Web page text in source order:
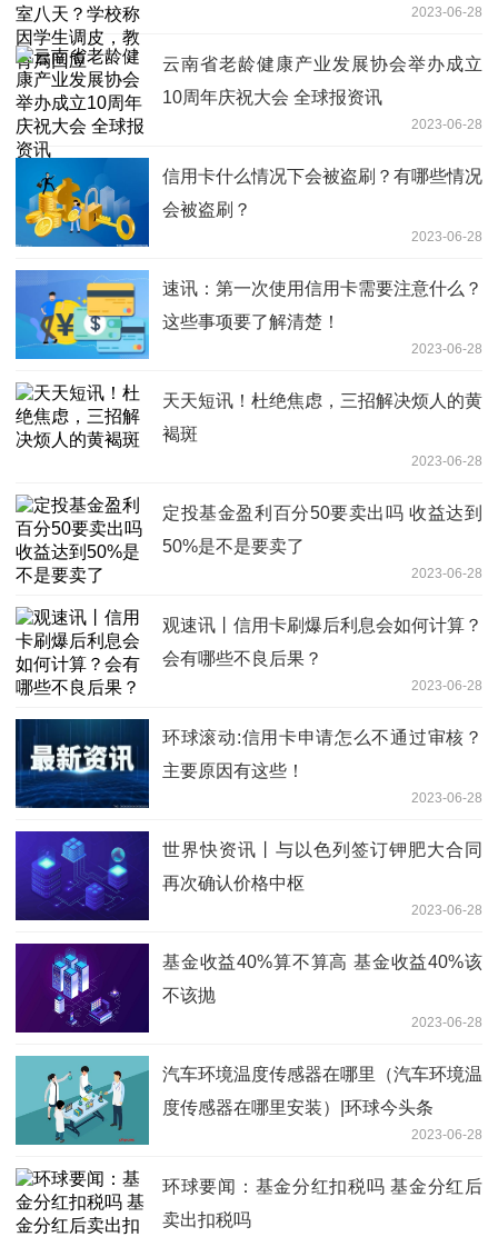
2023-06-28
云南省老龄健康产业发展协会举办成立
10周年庆祝大会 全球报资讯
2023-06-28
信用卡什么情况下会被盗刷？有哪些情况
会被盗刷？
2023-06-28
速讯：第一次使用信用卡需要注意什么？
这些事项要了解清楚！
2023-06-28
天天短讯！杜绝焦虑，三招解决烦人的黄
褐斑
2023-06-28
定投基金盈利百分50要卖出吗 收益达到
50%是不是要卖了
2023-06-28
观速讯丨信用卡刷爆后利息会如何计算？
会有哪些不良后果？
2023-06-28
环球滚动:信用卡申请怎么不通过审核？
主要原因有这些！
2023-06-28
世界快资讯丨与以色列签订钾肥大合同
再次确认价格中枢
2023-06-28
基金收益40%算不算高 基金收益40%该
不该抛
2023-06-28
汽车环境温度传感器在哪里（汽车环境温
度传感器在哪里安装）|环球今头条
2023-06-28
环球要闻：基金分红扣税吗 基金分红后
卖出扣税吗